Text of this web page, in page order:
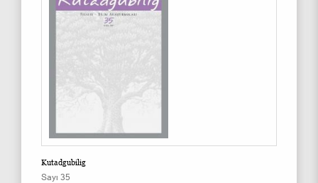
Kutadgubilig
Sayı 35